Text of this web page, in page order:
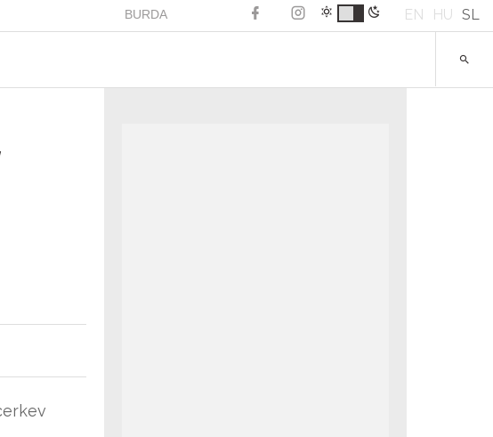
BURDA EN HU SL